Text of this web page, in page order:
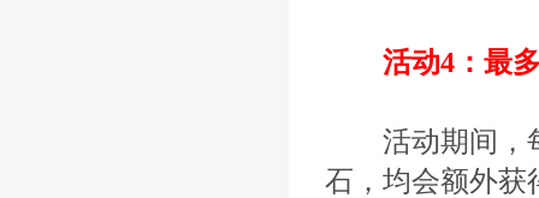
活动4：最多
活动期间，每
石，均会额外获